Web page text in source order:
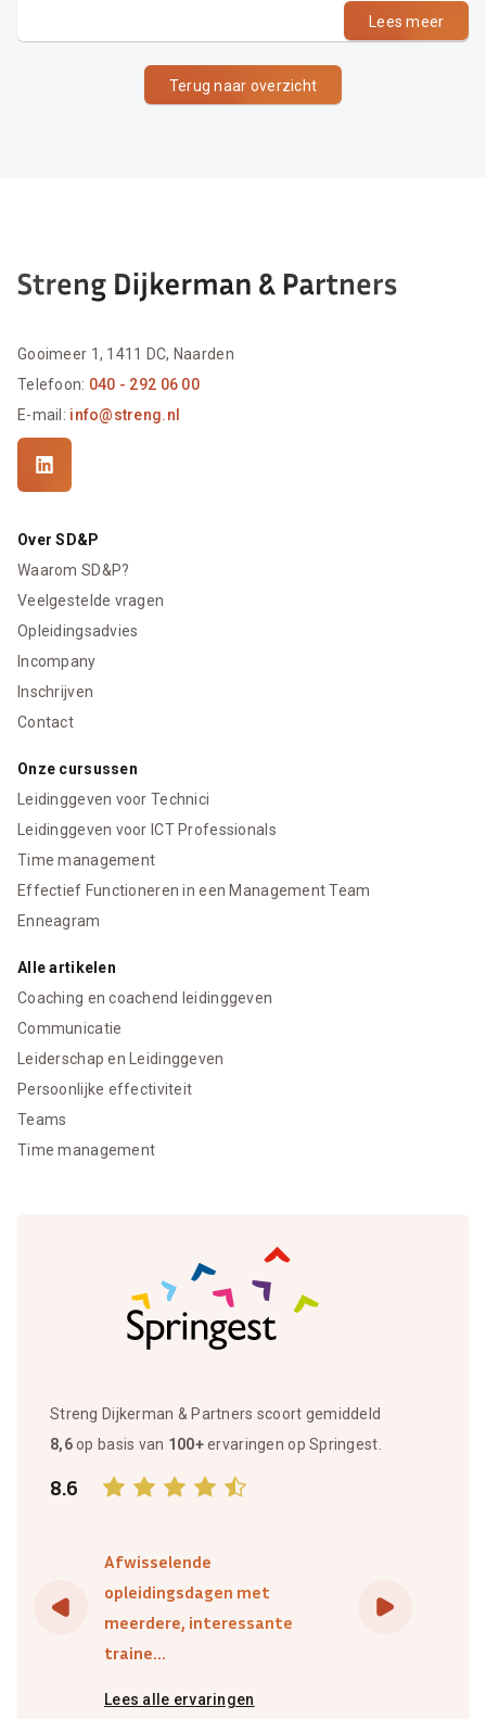
Lees meer
Terug naar overzicht
Gooimeer 1, 1411 DC, Naarden
Telefoon: 040 - 292 06 00
E-mail: info@streng.nl
Over SD&P
Waarom SD&P?
Veelgestelde vragen
Opleidingsadvies
Incompany
Inschrijven
Contact
Onze cursussen
Leidinggeven voor Technici
Leidinggeven voor ICT Professionals
Time management
Effectief Functioneren in een Management Team
Enneagram
Alle artikelen
Coaching en coachend leidinggeven
Communicatie
Leiderschap en Leidinggeven
Persoonlijke effectiviteit
Teams
Time management
Streng Dijkerman & Partners scoort gemiddeld
8,6op basis van 100+ervaringen op Springest.
8.6
Afwisselende
opleidingsdagen met
meerdere, interessante
traine...
Lees alle ervaringen